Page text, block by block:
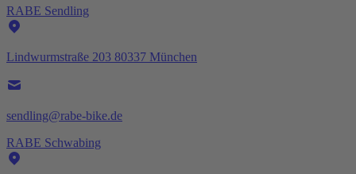
RABE Sendling
Lindwurmstraße 203 80337 München
sendling@rabe-bike.de
RABE Schwabing